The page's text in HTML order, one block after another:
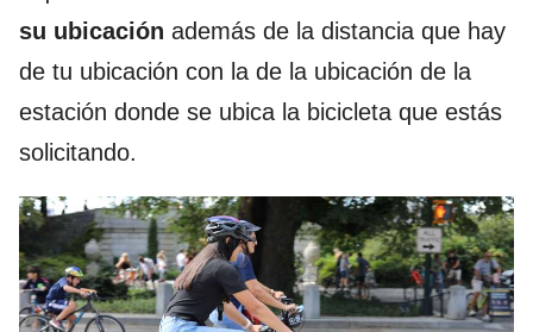
su ubicación además de la distancia que hay
de tu ubicación con la de la ubicación de la
estación donde se ubica la bicicleta que estás
solicitando.